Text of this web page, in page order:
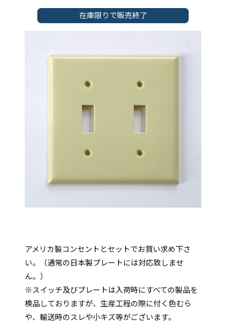
在庫限りで販売終了
アメリカ製コンセントとセットでお買い求め下さ
い。（通常の日本製プレートには対応致しませ
ん。）
※スイッチ及びプレートは入荷時にすべての製品を
検品しておりますが、生産工程の際に付く色むら
や、輸送時のスレや小キズ等がございます。